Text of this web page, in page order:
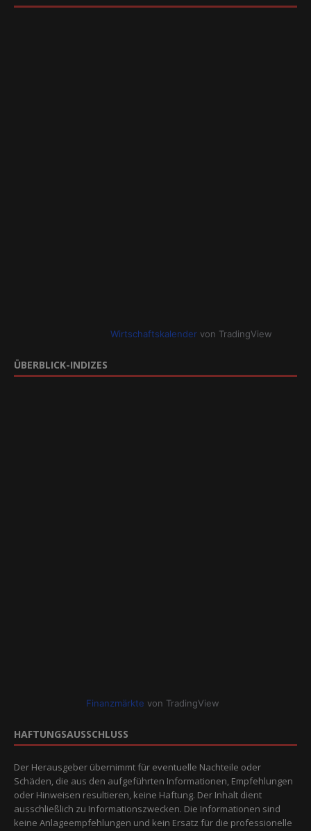
Wirtschaftskalendervon TradingView
ÜBERBLICK-INDIZES
Finanzmärkte von TradingView
HAFTUNGSAUSSCHLUSS
Der Herausgeber übernimmt für eventuelle Nachteile oder
Schäden, die aus den aufgeführten Informationen, Empfehlungen
oder Hinweisen resultieren, keine Haftung. Der Inhalt dient
ausschließlich zu Informationszwecken. Die Informationen sind
keine Anlageempfehlungen und kein Ersatz für die professionelle